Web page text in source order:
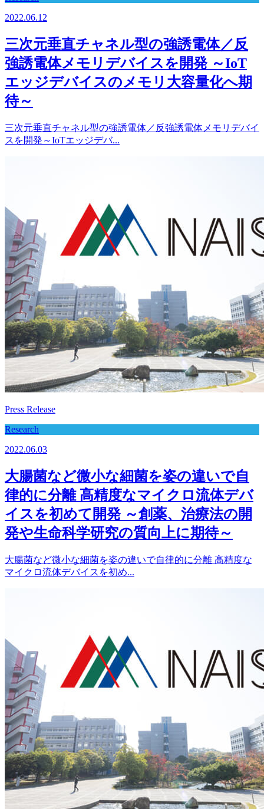
2022.06.12
三次元垂直チャネル型の強誘電体／反
強誘電体メモリデバイスを開発 ～IoT
エッジデバイスのメモリ大容量化へ期
待～
三次元垂直チャネル型の強誘電体／反強誘電体メモリデバイ
スを開発～IoTエッジデバ...
Press Release
Research
2022.06.03
大腸菌など微小な細菌を姿の違いで自
律的に分離 高精度なマイクロ流体デバ
イスを初めて開発 ～創薬、治療法の開
発や生命科学研究の質向上に期待～
大腸菌など微小な細菌を姿の違いで自律的に分離 高精度な
マイクロ流体デバイスを初め...